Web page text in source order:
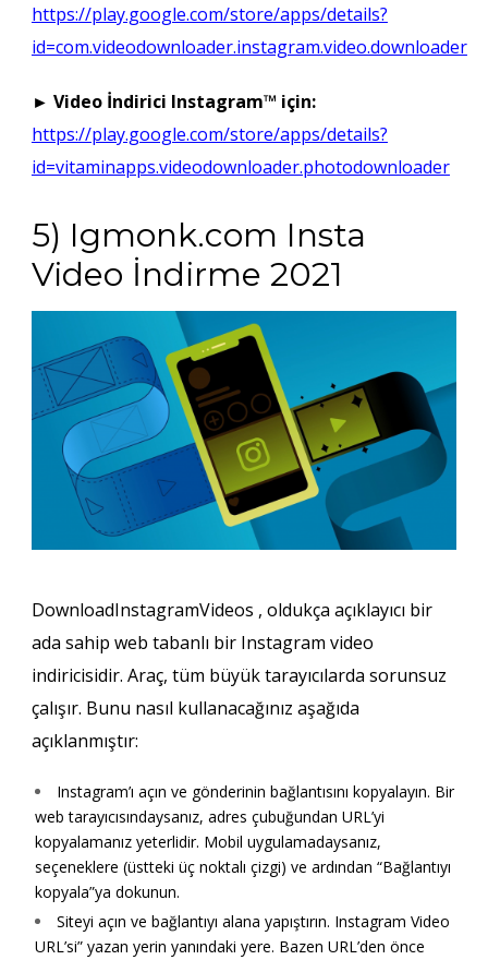
https://play.google.com/store/apps/details?
id=com.videodownloader.instagram.video.downloader
► Video İndirici Instagram™ için:
https://play.google.com/store/apps/details?
id=vitaminapps.videodownloader.photodownloader
5) Igmonk.com Insta
Video İndirme 2021
DownloadInstagramVideos , oldukça açıklayıcı bir
ada sahip web tabanlı bir Instagram video
indiricisidir. Araç, tüm büyük tarayıcılarda sorunsuz
çalışır. Bunu nasıl kullanacağınız aşağıda
açıklanmıştır:
Instagram’ı açın ve gönderinin bağlantısını kopyalayın. Bir
web tarayıcısındaysanız, adres çubuğundan URL’yi
kopyalamanız yeterlidir. Mobil uygulamadaysanız,
seçeneklere (üstteki üç noktalı çizgi) ve ardından “Bağlantıyı
kopyala”ya dokunun.
Siteyi açın ve bağlantıyı alana yapıştırın. Instagram Video
URL’si” yazan yerin yanındaki yere. Bazen URL’den önce